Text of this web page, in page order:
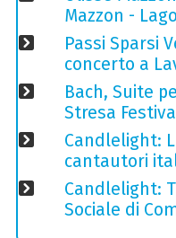
Mazzon -
Passi Sparsi
concerto a
Bach, Suite
Stresa
Candlelight:
cantautori
Candlelight:
Sociale di